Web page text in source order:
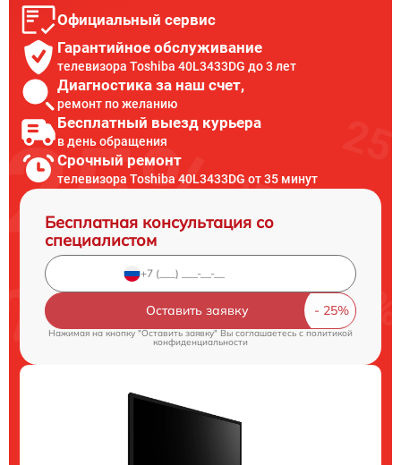
Официальный сервис
Гарантийное обслуживание
телевизора Toshiba 40L3433DG до 3 лет
Диагностика за наш счет,
ремонт по желанию
Бесплатный выезд курьера
в день обращения
Срочный ремонт
телевизора Toshiba 40L3433DG от 35 минут
Бесплатная консультация со
специалистом
Оставить заявку
Нажимая на кнопку "Оставить заявку" Вы соглашаетесь cполитикой
конфиденциальности